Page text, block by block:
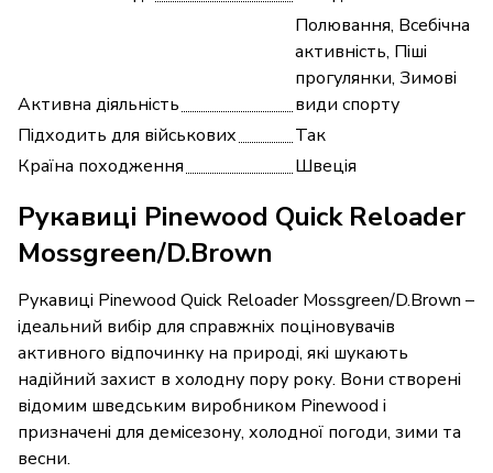
Активна діяльність
Полювання, Всебічна
активність, Піші
прогулянки, Зимові
види спорту
Підходить для військових
Так
Країна походження
Швеція
Рукавиці Pinewood Quick Reloader
Mossgreen/D.Brown
Рукавиці Pinewood Quick Reloader Mossgreen/D.Brown –
ідеальний вибір для справжніх поціновувачів
активного відпочинку на природі, які шукають
надійний захист в холодну пору року. Вони створені
відомим шведським виробником Pinewood і
призначені для демісезону, холодної погоди, зими та
весни.